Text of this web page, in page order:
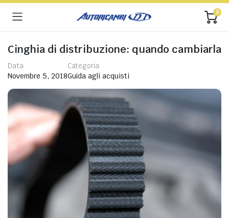
0
Cinghia di distribuzione: quando cambiarla
Data
Novembre 5, 2018
Categoria
Guida agli acquisti